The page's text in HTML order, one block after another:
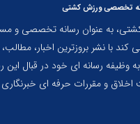
تخصصی ورزش کشتی
به عنوان رسانه تخصصی و
با نشر بروزترین اخبار، مطالب،
وظیفه رسانه ای خود در قبال این
و مقررات حرفه ای